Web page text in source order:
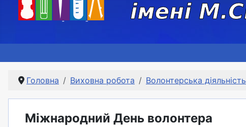
Головна Виховна робота Волонтерська діяльність
Міжнародний День волонтера